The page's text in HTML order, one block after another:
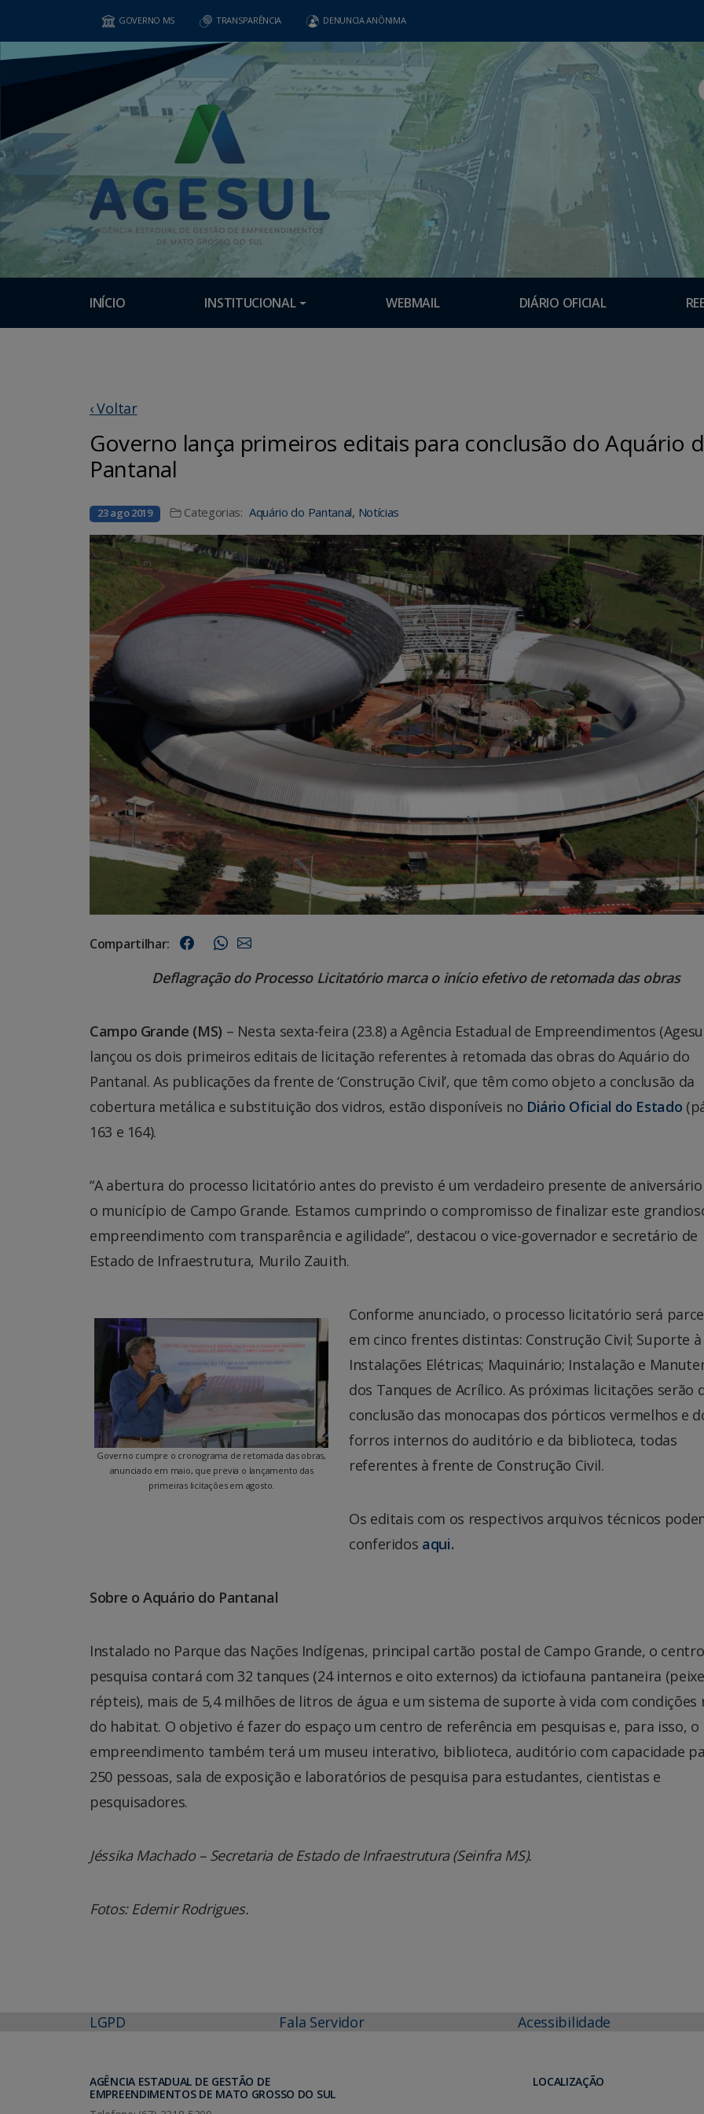
GOVERNO MS TRANSPARÊNCIA DENUNCIA ANÔNIMA
INÍCIO INSTITUCIONAL WEBMAIL DIÁRIO OFICIAL
‹ Voltar
Governo lança primeiros editais para conclusão do Aquário
Pantanal
23 ago 2019 Categorias: Aquário do Pantanal, Notícias
Compartilhar:
Deflagração do Processo Licitatório marca o início efetivo de retomada das obras
Campo Grande (MS) – Nesta sexta-feira (23.8) a Agência Estadual de Empreendimentos
lançou os dois primeiros editais de licitação referentes à retomada das obras do Aquário do
Pantanal. As publicações da frente de ‘Construção Civil’, que têm como objeto a conclusão da
cobertura metálica e substituição dos vidros, estão disponíveis no Diário Oficial do Estado
163 e 164).
“A abertura do processo licitatório antes do previsto é um verdadeiro presente de
o município de Campo Grande. Estamos cumprindo o compromisso de finalizar este
empreendimento com transparência e agilidade”, destacou o vice-governador e secretário de
Estado de Infraestrutura, Murilo Zauith.
Governo cumpre o cronograma de retomada das obras,
anunciado em maio, que previa o lançamento das
primeiras licitações em agosto.
Conforme anunciado, o processo licitatório será
em cinco frentes distintas: Construção Civil; Suporte à
Instalações Elétricas; Maquinário; Instalação e
dos Tanques de Acrílico. As próximas licitações serão
conclusão das monocapas dos pórticos vermelhos e
forros internos do auditório e da biblioteca, todas
referentes à frente de Construção Civil.
Os editais com os respectivos arquivos técnicos
conferidos aqui.
Sobre o Aquário do Pantanal
Instalado no Parque das Nações Indígenas, principal cartão postal de Campo Grande, o
pesquisa contará com 32 tanques (24 internos e oito externos) da ictiofauna pantaneira
répteis), mais de 5,4 milhões de litros de água e um sistema de suporte à vida com condições
do habitat. O objetivo é fazer do espaço um centro de referência em pesquisas e, para isso, o
empreendimento também terá um museu interativo, biblioteca, auditório com capacidade
250 pessoas, sala de exposição e laboratórios de pesquisa para estudantes, cientistas e
pesquisadores.
Jéssika Machado – Secretaria de Estado de Infraestrutura (Seinfra MS).
Fotos: Edemir Rodrigues.
LGPD Fala Servidor Acessibilidade
AGÊNCIA ESTADUAL DE GESTÃO DE
EMPREENDIMENTOS DE MATO GROSSO DO SUL
LOCALIZAÇÃO